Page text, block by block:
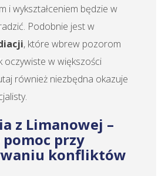
i wykształceniem będzie w
Podobnie jest w
, które wbrew pozorom
oczywiste w większości
również niezbędna okazuje
z Limanowej –
przy
konfliktów